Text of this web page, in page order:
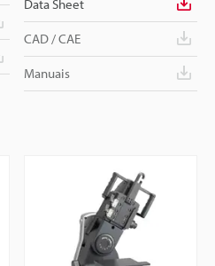
Data Sheet
CAD / CAE
Manuais